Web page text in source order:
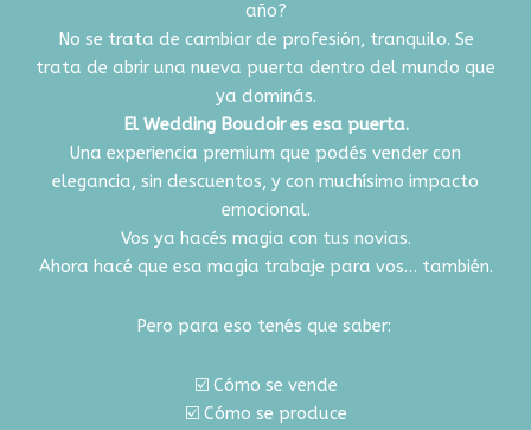
año?
No se trata de cambiar de profesión, tranquilo. Se
trata de abrir una nueva puerta dentro del mundo que
ya dominás.
El Wedding Boudoir es esa puerta.
Una experiencia premium que podés vender con
elegancia, sin descuentos, y con muchísimo impacto
emocional.
Vos ya hacés magia con tus novias.
Ahora hacé que esa magia trabaje para vos… también.
Pero para eso tenés que saber:
☑️ Cómo se vende
☑️ Cómo se produce